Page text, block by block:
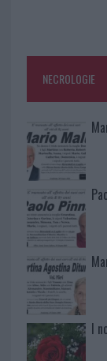
NECROLOGIE
I